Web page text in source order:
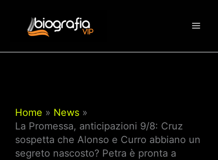
contenuto
Home
News
La Promessa, anticipazioni 9/8: Cruz
sospetta che Alonso e Curro abbiano un
segreto nascosto? Petra è pronta a